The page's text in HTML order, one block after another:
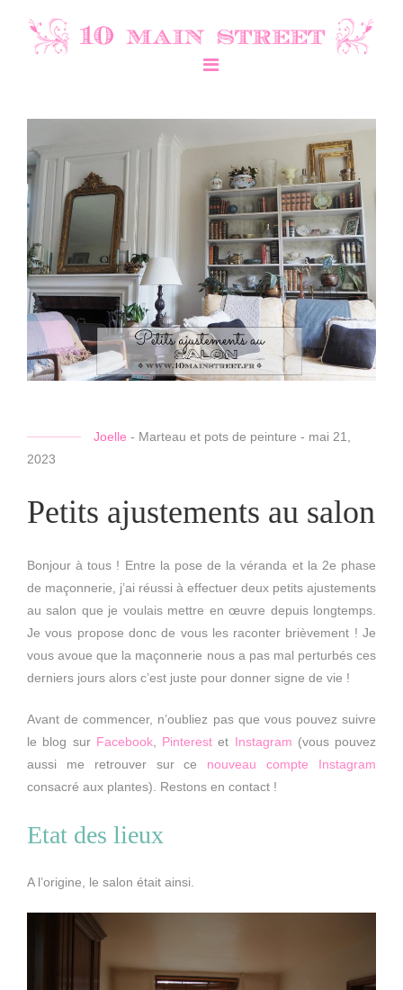
Joelle - Marteau et pots de peinture - mai 21,
2023
Petits ajustements au salon
Bonjour à tous ! Entre la pose de la véranda et la 2e phase
de maçonnerie, j’ai réussi à effectuer deux petits ajustements
au salon que je voulais mettre en œuvre depuis longtemps.
Je vous propose donc de vous les raconter brièvement ! Je
vous avoue que la maçonnerie nous a pas mal perturbés ces
derniers jours alors c’est juste pour donner signe de vie !
Avant de commencer, n’oubliez pas que vous pouvez suivre
le blog sur Facebook, Pinterest et Instagram (vous pouvez
aussi me retrouver sur ce nouveau compte Instagram
consacré aux plantes). Restons en contact !
Etat des lieux
A l’origine, le salon était ainsi.